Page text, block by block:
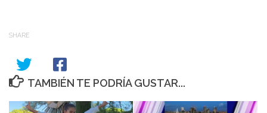
SHARE
TAMBIÉN TE PODRÍA GUSTAR...